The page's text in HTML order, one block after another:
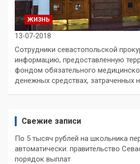
ЖИЗНЬ
13-07-2018
Сотрудники севастопольской
информацию, предоставленную
фондом обязательного
денежных средствах, затраченных
Свежие записи
По 5 тысяч рублей на школьника
автоматически: правительство
порядок выплат